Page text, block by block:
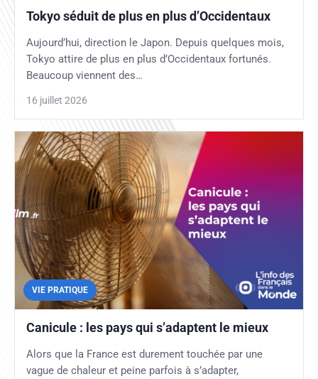
Tokyo séduit de plus en plus d’Occidentaux
Aujourd’hui, direction le Japon. Depuis quelques mois,
Tokyo attire de plus en plus d’Occidentaux fortunés.
Beaucoup viennent des…
16 juillet 2026
VIE PRATIQUE
Canicule : les pays qui s’adaptent le mieux
Alors que la France est durement touchée par une
vague de chaleur et peine parfois à s’adapter,